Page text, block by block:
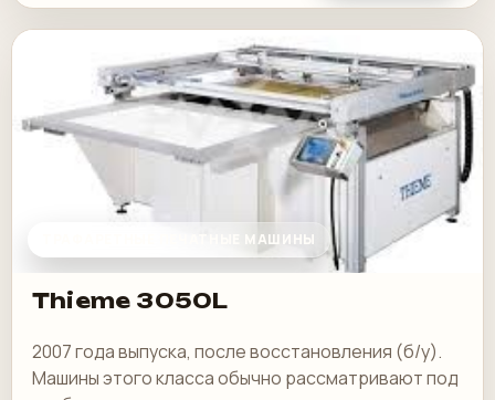
ТРАФАРЕТНЫЕ ПЕЧАТНЫЕ МАШИНЫ
Thieme 3050L
2007 года выпуска, после восстановления (б/у).
Машины этого класса обычно рассматривают под